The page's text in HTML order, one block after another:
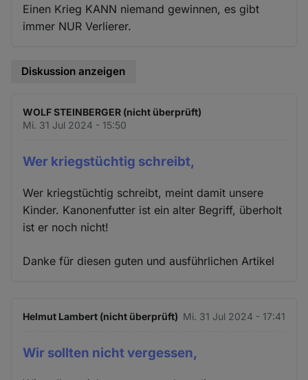
Einen Krieg KANN niemand gewinnen, es gibt
immer NUR Verlierer.
Diskussion anzeigen
WOLF STEINBERGER (nicht überprüft)
Mi. 31 Jul 2024 - 15:50
Wer kriegstüchtig schreibt,
Wer kriegstüchtig schreibt, meint damit unsere
Kinder. Kanonenfutter ist ein alter Begriff, überholt
ist er noch nicht!
Danke für diesen guten und ausführlichen Artikel
Helmut Lambert (nicht überprüft) Mi. 31 Jul 2024 - 17:41
Wir sollten nicht vergessen,